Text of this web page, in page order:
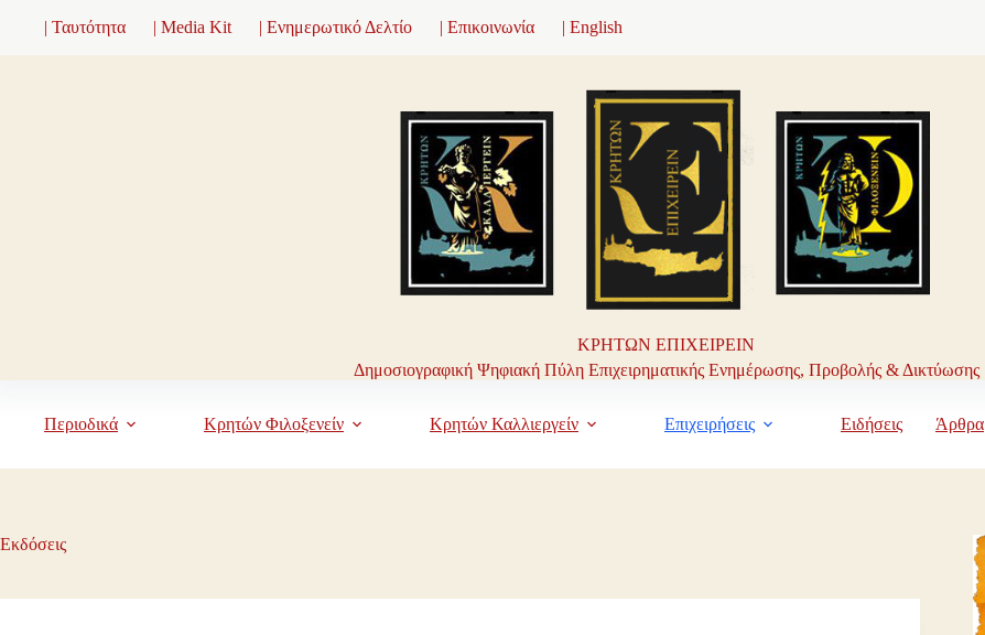
| Ταυτότητα | Media Kit | Ενημερωτικό Δελτίο | Επικοινωνία | English
ΚΡΗΤΩΝ ΕΠΙΧΕΙΡΕΙΝ
Δημοσιογραφική Ψηφιακή Πύλη Επιχειρηματικής Ενημέρωσης, Προβολής & Δικτύωσης
Περιοδικά Κρητών Φιλοξενείν Κρητών Καλλιεργείν Επιχειρήσεις Ειδήσεις Άρθρα
Εκδόσεις